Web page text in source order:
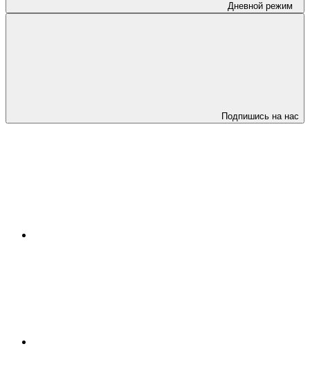
Дневной режим
Подпишись на нас